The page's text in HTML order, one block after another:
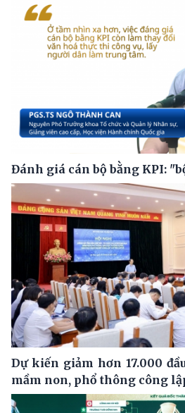
Đánh giá cán bộ bằng KPI:
Dự kiến giảm hơn 17.000
mầm non, phổ thông công